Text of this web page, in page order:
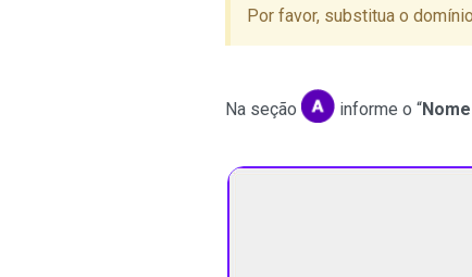
Por favor, substitua o
Na seção informe o “